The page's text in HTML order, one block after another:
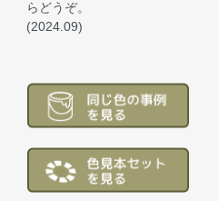
らどうぞ。
(2024.09)